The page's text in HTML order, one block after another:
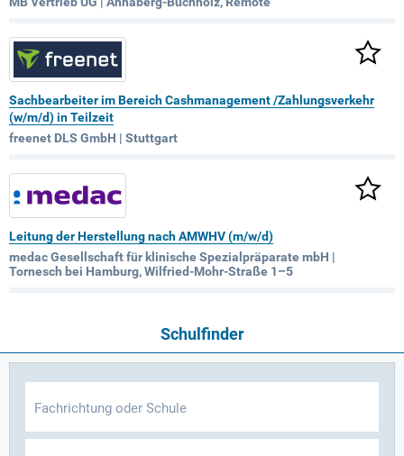
Sachbearbeiter im Bereich Cashmanagement /Zahlungsverkehr
(w/m/d) in Teilzeit
freenet DLS GmbH | Stuttgart
Leitung der Herstellung nach AMWHV (m/w/d)
medac Gesellschaft für klinische Spezialpräparate mbH |
Tornesch bei Hamburg, Wilfried-Mohr-Straße 1–5
Schulfinder